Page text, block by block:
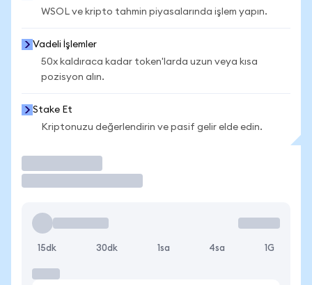
WSOL ve kripto tahmin piyasalarında işlem yapın.
Vadeli İşlemler
50x kaldıraca kadar token'larda uzun veya kısa
pozisyon alın.
Stake Et
Kriptonuzu değerlendirin ve pasif gelir elde edin.
15dk 30dk 1sa 4sa 1G